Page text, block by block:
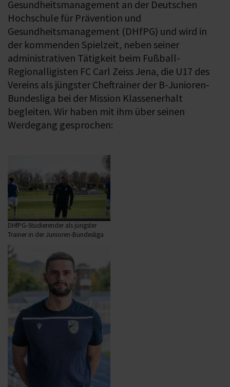
Gesundheitsmanagement an der Deutschen
Hochschule für Prävention und
Gesundheitsmanagement (DHfPG) und wird in
der kommenden Spielzeit, neben seiner
administrativen Tätigkeit beim Fußball-
Regionalligisten FC Carl Zeiss Jena, die U17 des
Vereins als jüngster Cheftrainer der B-Junioren-
Bundesliga bei der Mission Klassenerhalt
begleiten. Wir haben mit ihm über seinen
Werdegang gesprochen:
DHfPG-Studierender als jüngster
Trainer in der Junioren-Bundesliga